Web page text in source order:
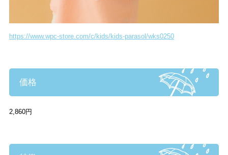
https://www.wpc-store.com/c/kids/kids-parasol/wks0250
価格
2,860円